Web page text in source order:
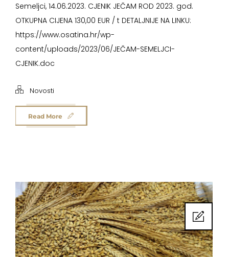
Semeljci, 14.06.2023. CJENIK JEČAM ROD 2023. god.
OTKUPNA CIJENA 130,00 EUR / t DETALJNIJE NA LINKU:
https://www.osatina.hr/wp-
content/uploads/2023/06/JEČAM-SEMELJCI-
CJENIK.doc
Novosti
Read More